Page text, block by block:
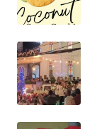
WAHANANEWS
WAHANA
SPORT
WAHANA